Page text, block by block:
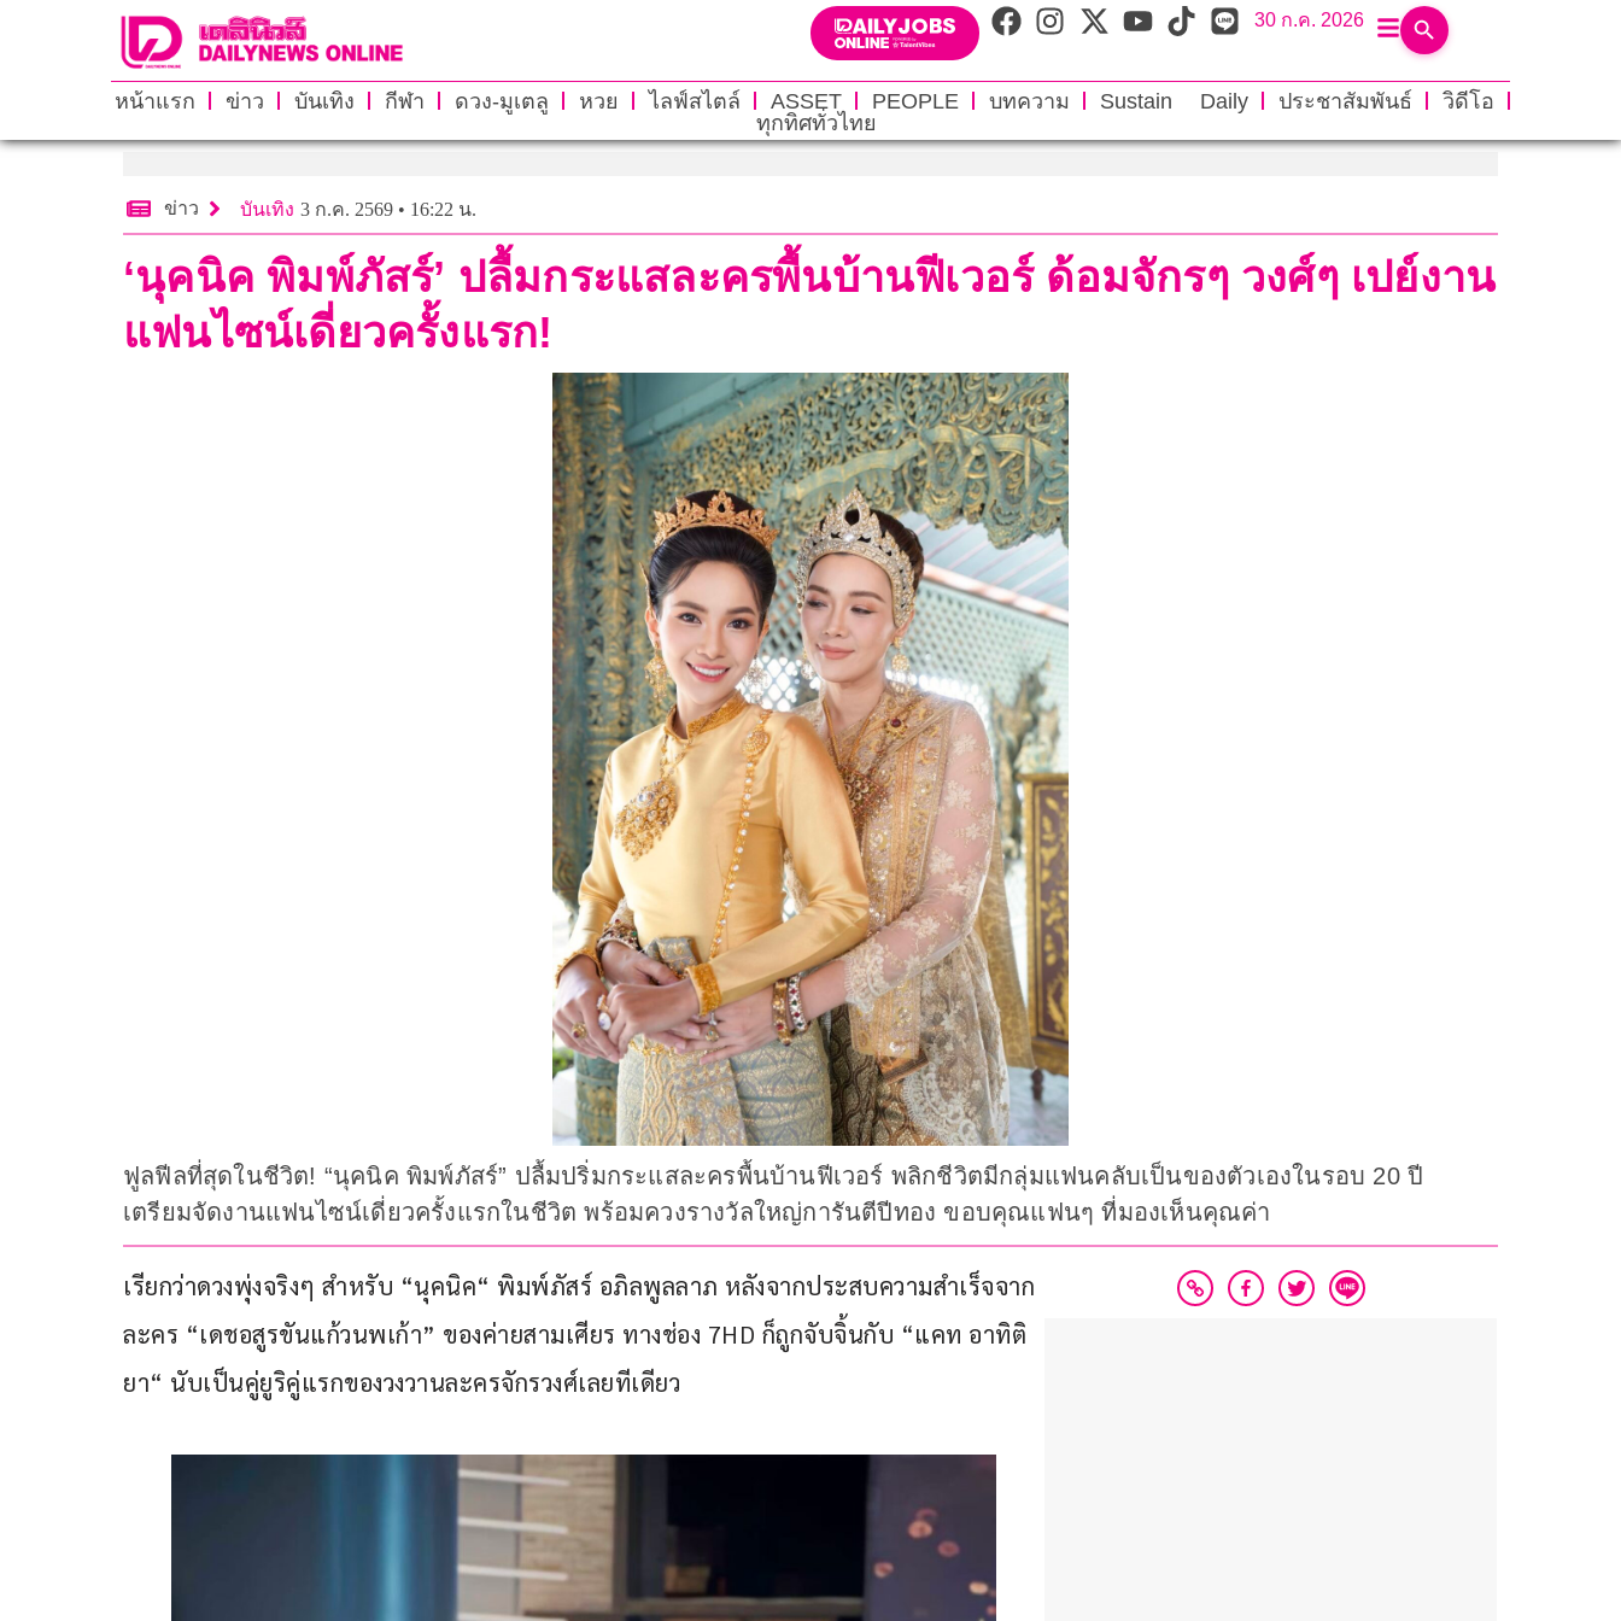
30 ก.ค. 2026
หน้าแรก ข่าว บันเทิง กีฬา ดวง-มูเตลู หวย ไลฟ์สไตล์ ASSET PEOPLE บทความ Sustain Daily ประชาสัมพันธ์
วิดีโอ
ทุกทิศทั่วไทย
ข่าว บันเทิง 3 ก.ค. 2569 • 16:22 น.
‘นุคนิค พิมพ์ภัสร์’ ปลื้มกระแสละครพื้นบ้านฟีเวอร์ ด้อมจักรๆ วงศ์ๆ เปย์งาน
แฟนไซน์เดี่ยวครั้งแรก!
ฟูลฟีลที่สุดในชีวิต! “นุคนิค พิมพ์ภัสร์” ปลื้มปริ่มกระแสละครพื้นบ้านฟีเวอร์ พลิกชีวิตมีกลุ่มแฟนคลับเป็นของตัวเองในรอบ 20 ปี
เตรียมจัดงานแฟนไซน์เดี่ยวครั้งแรกในชีวิต พร้อมควงรางวัลใหญ่การันตีปีทอง ขอบคุณแฟนๆ ที่มองเห็นคุณค่า
เรียกว่าดวงพุ่งจริงๆ สำหรับ “นุคนิค“ พิมพ์ภัสร์ อภิลพูลลาภ หลังจากประสบความสำเร็จจาก
ละคร “เดชอสูรขันแก้วนพเก้า” ของค่ายสามเศียร ทางช่อง 7HD ก็ถูกจับจิ้นกับ “แคท อาทิติ
ยา“ นับเป็นคู่ยูริคู่แรกของวงวานละครจักรวงศ์เลยทีเดียว